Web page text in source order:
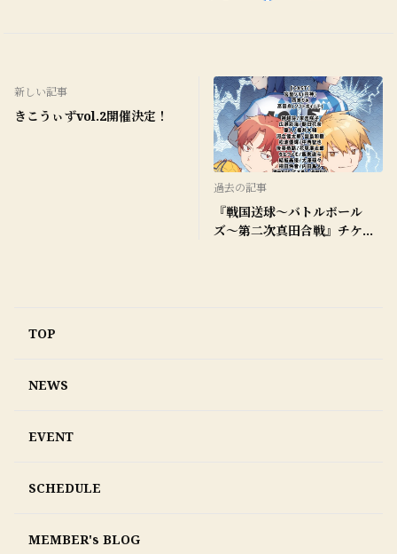
新しい記事
きこうぃずvol.2開催決定！
過去の記事
『戦国送球〜バトルボール
ズ〜第二次真田合戦』チケッ
TOP
NEWS
EVENT
SCHEDULE
MEMBER's BLOG